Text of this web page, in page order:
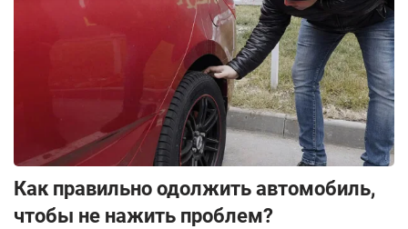
Как правильно одолжить автомобиль,
чтобы не нажить проблем?